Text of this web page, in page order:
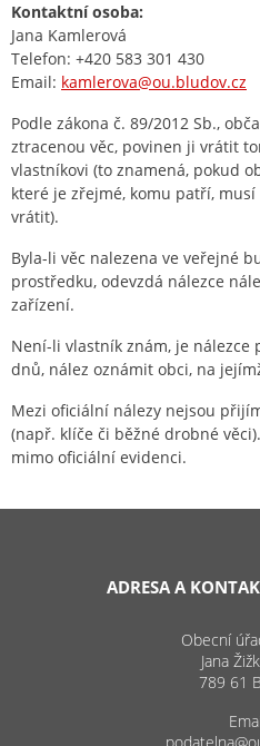
Kontaktní osoba:
Jana Kamlerová
Telefon: +420 583 301 430
Email: kamlerova@ou.bludov.cz
Podle zákona č. 89/2012 Sb.,
ztracenou věc, povinen ji vrátit
vlastníkovi (to znamená, pokud
které je zřejmé, komu patří,
vrátit).
Byla-li věc nalezena ve veřejné
prostředku, odevzdá nálezce
zařízení.
Není-li vlastník znám, je nálezce
dnů, nález oznámit obci, na
Mezi oficiální nálezy nejsou
(např. klíče či běžné drobné
mimo oficiální evidenci.
ADRESA A
Obecní
Jana
789 61